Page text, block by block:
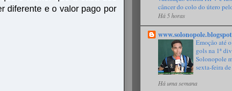
diferente e o valor pago por
câncer do colo do útero
Há 5 horas
Emoção até
gols na 1ª
Solonopole
sexta-feira
Há uma semana